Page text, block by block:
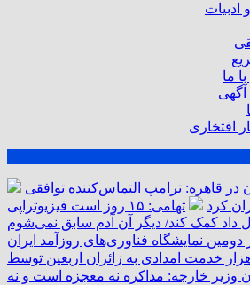
ادبیات
ما
آگهی
افتخاری
در قاهره: ترامپ التماس‌کننده توافقی
کرد
تهامی: ۱۵ روز است فیزیوتراپی
داد کمک کند/ دیگر آن آدم سابق نمی‌شوم
دومین نمایشگاه فناوری‌های روزآمد ایران
بیش از ۵۵ هزار خدمت امدادی به زائران اربعین توسط
وزیر خارجه: مذاکره نه معجزه است و نه